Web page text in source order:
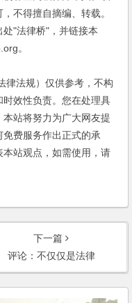
不得擅自摘编、转载。
"法律桥"，并链接本
。
法规）仅供参考，不构
效性负责。您在处理具
站将努力为广大网友提
费服务作出正式的承
站观点，如需使用，请
下一篇
评论：不仅仅是法律